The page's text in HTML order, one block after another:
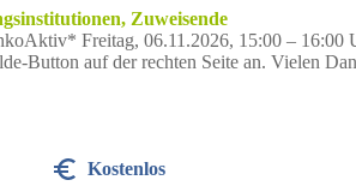
Zuweisende
Freitag, 06.11.2026, 15:00 – 16:00
Button auf der rechten Seite an. Vielen
Kostenlos